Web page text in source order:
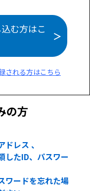
む方はこ
される方はこちら
の方
レス 、
したID、パスワー
ワードを忘れた場